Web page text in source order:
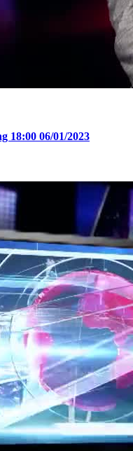
18:00 06/01/2023